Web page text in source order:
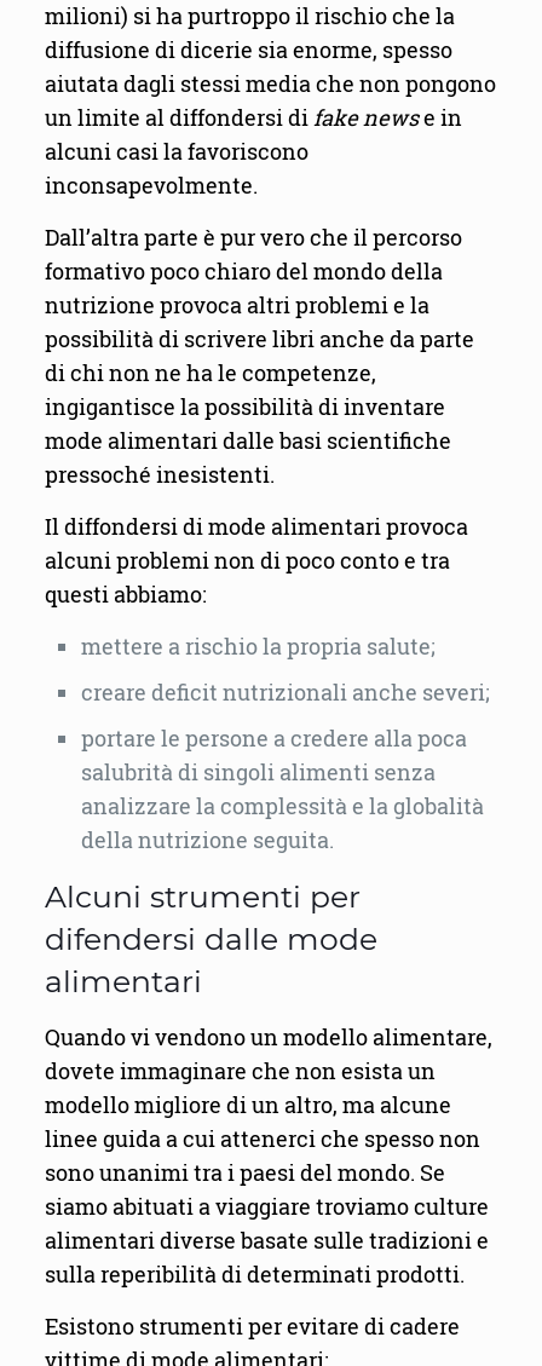
milioni) si ha purtroppo il rischio che la
diffusione di dicerie sia enorme, spesso
aiutata dagli stessi media che non pongono
un limite al diffondersi difake newse in
alcuni casi la favoriscono
inconsapevolmente.
Dall’altra parte è pur vero che il percorso
formativo poco chiaro del mondo della
nutrizione provoca altri problemi e la
possibilità di scrivere libri anche da parte
di chi non ne ha le competenze,
ingigantisce la possibilità di inventare
mode alimentari dalle basi scientifiche
pressoché inesistenti.
Il diffondersi di mode alimentari provoca
alcuni problemi non di poco conto e tra
questi abbiamo:
mettere a rischio la propria salute;
creare deficit nutrizionali anche severi;
portare le persone a credere alla poca
salubrità di singoli alimenti senza
analizzare la complessità e la globalità
della nutrizione seguita.
Alcuni strumenti per
difendersi dalle mode
alimentari
Quando vi vendono un modello alimentare,
dovete immaginare che non esista un
modello migliore di un altro, ma alcune
linee guida a cui attenerci che spesso non
sono unanimi tra i paesi del mondo. Se
siamo abituati a viaggiare troviamo culture
alimentari diverse basate sulle tradizioni e
sulla reperibilità di determinati prodotti.
Esistono strumenti per evitare di cadere